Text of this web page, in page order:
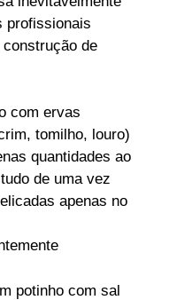
profissionais
de
com ervas
tomilho, louro)
quantidades ao
de uma vez
apenas no
potinho com sal